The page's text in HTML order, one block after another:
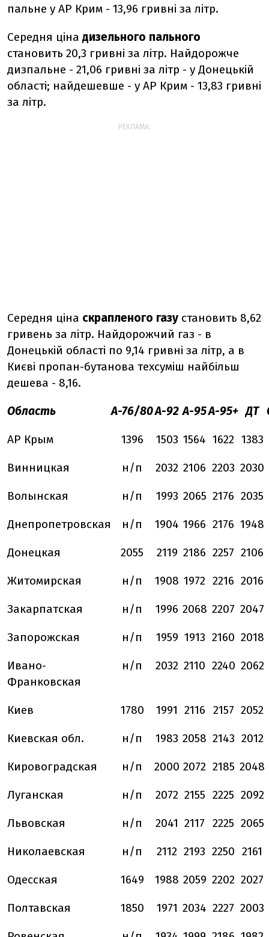
пальне у АР Крим - 13,96 гривні за літр.
Середня ціна дизельного пального
становить 20,3 гривні за літр. Найдорожче
дизпальне - 21,06 гривні за літр - у Донецькій
області; найдешевше - у АР Крим - 13,83 гривні
за літр.
РЕКЛАМА:
Середня ціна скрапленого газу становить 8,62
гривень за літр. Найдорожчий газ - в
Донецькій області по 9,14 гривні за літр, а в
Києві пропан-бутанова техсуміш найбільш
дешева - 8,16.
Область А-76/80А-92 А-95А-95+ ДТ
АР Крым 1396 1503 1564 1622 1383
Винницкая н/п 2032 2106 2203 2030
Волынская н/п 1993 2065 2176 2035
Днепропетровская н/п 1904 1966 2176 1948
Донецкая 2055 2119 2186 2257 2106
Житомирская н/п 1908 1972 2216 2016
Закарпатская н/п 1996 2068 2207 2047
Запорожская н/п 1959 1913 2160 2018
Ивано-
Франковская
н/п 2032 2110 2240 2062
Киев 1780 1991 2116 2157 2052
Киевская обл. н/п 1983 2058 2143 2012
Кировоградская н/п 2000 2072 2185 2048
Луганская н/п 2072 2155 2225 2092
Львовская н/п 2041 2117 2225 2065
Николаевская н/п 2112 2193 2250 2161
Одесская 1649 1988 2059 2202 2027
Полтавская 1850 1971 2034 2227 2003